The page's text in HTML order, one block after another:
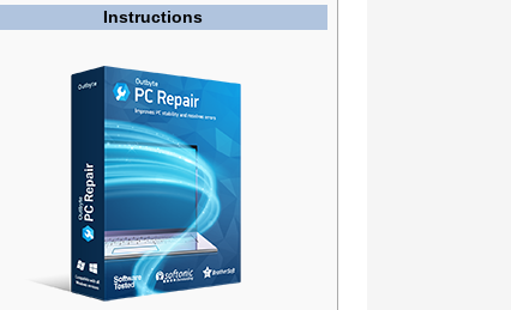
Instructions